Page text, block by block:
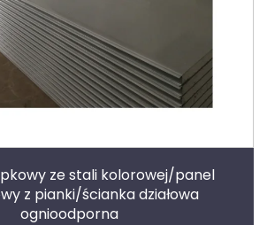
ze stali kolorowej/panel
z pianki/ścianka działowa
ognioodporna